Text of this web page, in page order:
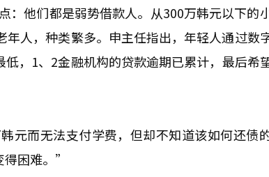
：他们都是弱势借款人。从300万韩元以下的
人，种类繁多。申主任指出，年轻人通过数
，1、2金融机构的贷款逾期已累计，最后希
元而无法支付学费，但却不知道该如何还债
困难。”